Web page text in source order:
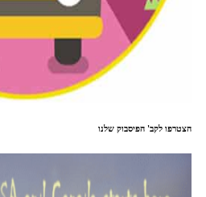
הצטרפו לקב' הפיסבוק שלנו